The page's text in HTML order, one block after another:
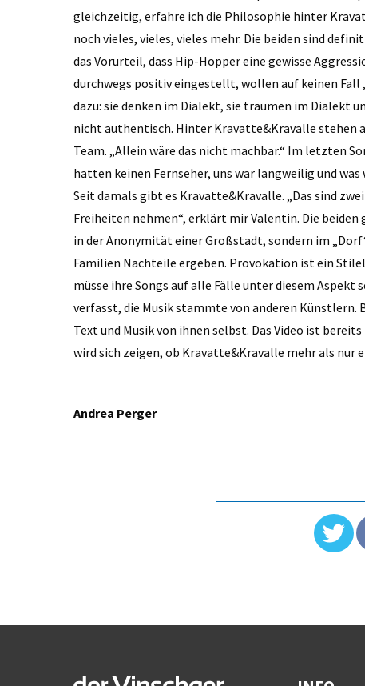
gleichzeitig, erfahre ich die Philosophie hinter
noch vieles, vieles, vieles mehr. Die beiden sind
das Vorurteil, dass Hip-Hopper eine gewisse
durchwegs positiv eingestellt, wollen auf keinen
dazu: sie denken im Dialekt, sie träumen im Dialekt
nicht authentisch. Hinter Kravatte&Kravalle stehen
Team. „Allein wäre das nicht machbar.“ Im letzten
hatten keinen Fernseher, uns war langweilig und
Seit damals gibt es Kravatte&Kravalle. „Das sind
Freiheiten nehmen“, erklärt mir Valentin. Die
in der Anonymität einer Großstadt, sondern im
Familien Nachteile ergeben. Provokation ist ein
müsse ihre Songs auf alle Fälle unter diesem
verfasst, die Musik stammte von anderen
Text und Musik von ihnen selbst. Das ­Video ist
wird sich zeigen, ob Kravatte&Kravalle mehr als nur
Andrea Perger